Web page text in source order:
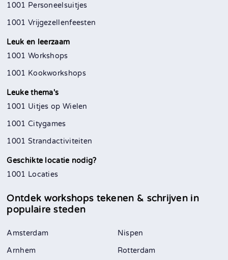
1001 Personeelsuitjes
1001 Vrijgezellenfeesten
Leuk en leerzaam
1001 Workshops
1001 Kookworkshops
Leuke thema's
1001 Uitjes op Wielen
1001 Citygames
1001 Strandactiviteiten
Geschikte locatie nodig?
1001 Locaties
Ontdek workshops tekenen & schrijven in
populaire steden
Amsterdam
Arnhem
Nispen
Rotterdam